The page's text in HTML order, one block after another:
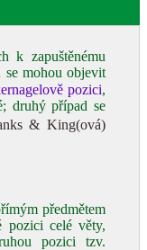
k zapuštěnému
mohou objevit
pozici,
druhý případ se
& King(ová)
předmětem
pozici celé věty,
pozici tzv.